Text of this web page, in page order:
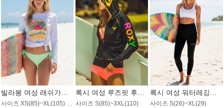
사이즈 S(85)~3XL(110)
사이즈 S(26)~XL(29)